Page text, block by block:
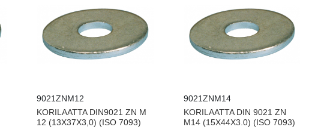
9021ZNM12
KORILAATTA DIN9021 ZN M
12 (13X37X3,0) (ISO 7093)
9021ZNM14
KORILAATTA DIN 9021 ZN
M14 (15X44X3.0) (ISO 7093)